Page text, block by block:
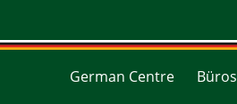
German Centre Büros